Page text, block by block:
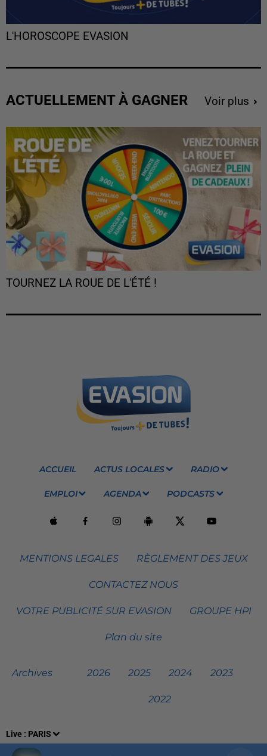
Live : PARIS
L'HOROSCOPE EVASION
ACTUELLEMENT À GAGNER Voir plus
TOURNEZ LA ROUE DE L'ÉTÉ !
ACCUEIL ACTUS LOCALES RADIO
EMPLOI AGENDA PODCASTS
MENTIONS LEGALES RÈGLEMENT DES JEUX
CONTACTEZ NOUS
VOTRE PUBLICITÉ SUR EVASION GROUPE HPI
Plan du site
Archives 2026 2025 2024 2023
2022